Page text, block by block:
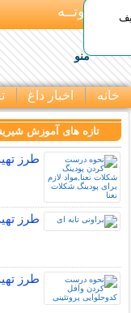
بـیتوتــه
منو
خانه اخبار داغ
تازه های آموزش
طرز
طرز
طرز